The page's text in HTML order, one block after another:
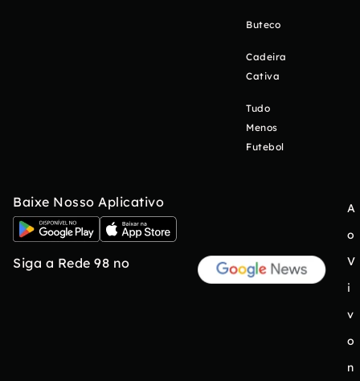
Buteco
Cadeira
Cativa
Tudo
Menos
Futebol
Baixe Nosso Aplicativo
Siga a Rede 98 no
A
o
V
i
v
o
n